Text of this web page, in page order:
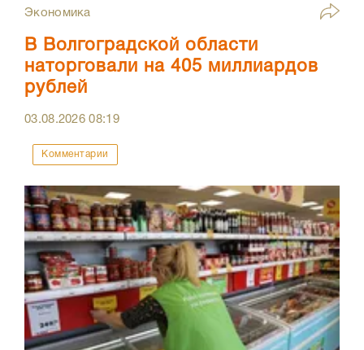
Экономика
В Волгоградской области
наторговали на 405 миллиардов
рублей
03.08.202608:19
Комментарии